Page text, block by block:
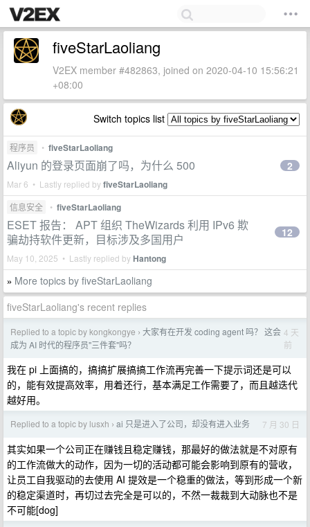
fiveStarLaoliang
V2EX member #482863, joined on 2020-04-10 15:56:21
+08:00
Switch topics list
程序员 • fiveStarLaoliang
Aliyun 的登录页面崩了吗，为什么 500
Mar 6 • Lastly replied byfiveStarLaoliang
2
信息安全 • fiveStarLaoliang
ESET 报告： APT 组织 TheWizards 利用 IPv6 欺
骗劫持软件更新，目标涉及多国用户
May 10, 2025 • Lastly replied byHantong
12
» More topics by fiveStarLaoliang
fiveStarLaoliang's recent replies
Replied to a topic by kongkongye › 大家有在开发 coding agent 吗？ 这会
成为 AI 时代的程序员"三件套"吗？
4 天
前
我在 pi 上面搞的，搞搞扩展搞搞工作流再完善一下提示词还是可以
的，能有效提高效率，用着还行，基本满足工作需要了，而且越迭代
越好用。
Replied to a topic by lusxh › ai 只是进入了公司，却没有进入业务 7 月 30 日
其实如果一个公司正在赚钱且稳定赚钱，那最好的做法就是不对原有
的工作流做大的动作，因为一切的活动都可能会影响到原有的营收，
让员工自我驱动的去使用 AI 提效是一个稳重的做法，等到形成一个新
的稳定渠道时，再切过去完全是可以的，不然一裁裁到大动脉也不是
不可能[dog]